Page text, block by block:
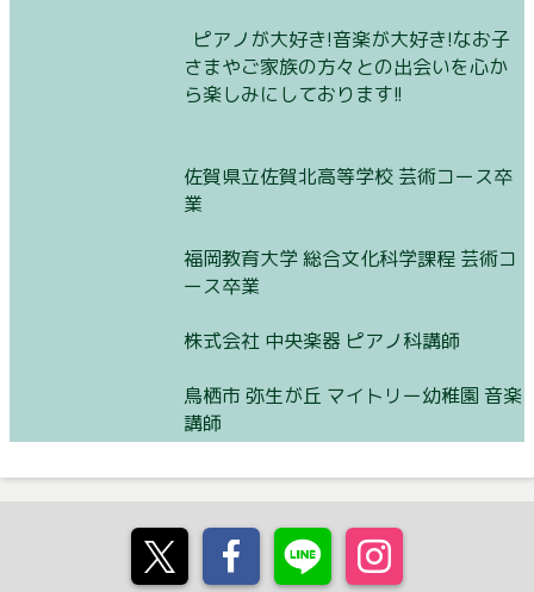
ピアノが大好き!音楽が大好き!なお子
さまやご家族の方々との出会いを心か
ら楽しみにしております!!
佐賀県立佐賀北高等学校 芸術コース卒
業
福岡教育大学 総合文化科学課程 芸術コ
ース卒業
株式会社 中央楽器 ピアノ科講師
鳥栖市 弥生が丘 マイトリー幼稚園 音楽
講師